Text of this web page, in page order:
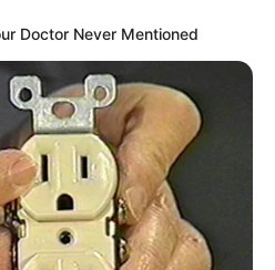
Doctor Never Mentioned